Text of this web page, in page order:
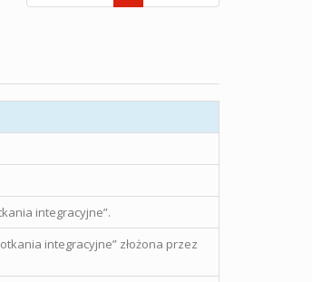
integracyjne”.
integracyjne” złożona przez